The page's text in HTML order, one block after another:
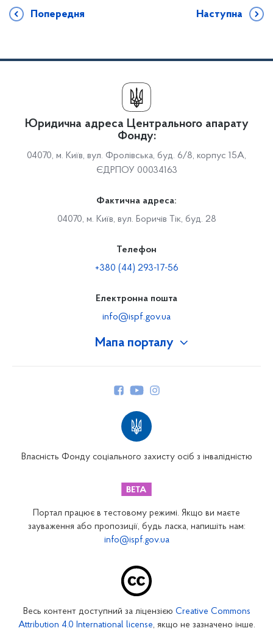
Попередня Наступна
Мапа порталу
Закарпатське відділення
Запорізьке відділення
Кіровоградське відділення
Юридична адреса Центрального апарату
Фонду:
04070, м. Київ, вул. Фролівська, буд. 6/8, корпус 15А,
ЄДРПОУ 00034163
Фактична адреса:
04070, м. Київ, вул. Боричів Тік, буд. 28
Телефон
+380 (44) 293-17-56
Електронна пошта
info@ispf.gov.ua
Власність Фонду соціального захисту осіб з інвалідністю
Портал працює в тестовому режимі. Якщо ви маєте
зауваження або пропозиції, будь ласка, напишіть нам:
info@ispf.gov.ua
Весь контент доступний за ліцензією Creative Commons
Attribution 4.0 International license, якщо не зазначено інше.